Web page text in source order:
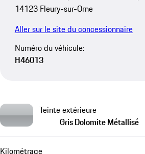
14123 Fleury-sur-Orne
Aller sur le site du concessionnaire
Numéro du véhicule:
H46013
Teinte extérieure
Gris Dolomite Métallisé
Kilométrage